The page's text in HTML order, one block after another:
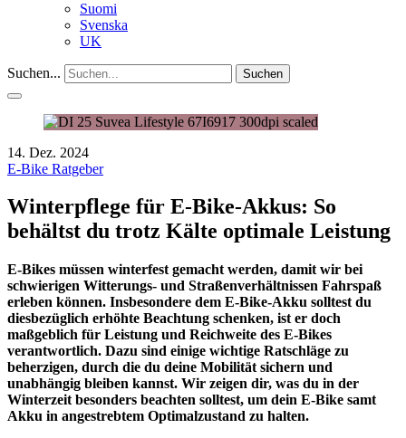
Suomi
Svenska
UK
Suchen... Suchen
14. Dez. 2024
E-Bike Ratgeber
Winterpflege für E-Bike-Akkus: So
behältst du trotz Kälte optimale Leistung
E-Bikes müssen winterfest gemacht werden, damit wir bei
schwierigen Witterungs- und Straßenverhältnissen Fahrspaß
erleben können. Insbesondere dem E-Bike-Akku solltest du
diesbezüglich erhöhte Beachtung schenken, ist er doch
maßgeblich für Leistung und Reichweite des E-Bikes
verantwortlich. Dazu sind einige wichtige Ratschläge zu
beherzigen, durch die du deine Mobilität sichern und
unabhängig bleiben kannst. Wir zeigen dir, was du in der
Winterzeit besonders beachten solltest, um dein E-Bike samt
Akku in angestrebtem Optimalzustand zu halten.